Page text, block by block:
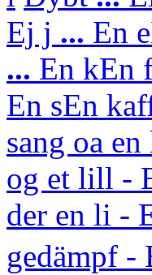
Ej j ... En e
... En kEn
En sEn
sang oa
og et lill -
der en li -
gedämpf -